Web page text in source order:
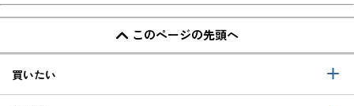
このページの先頭へ
買いたい